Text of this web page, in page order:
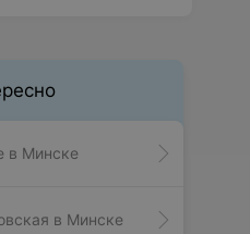
в Минске
в Минске